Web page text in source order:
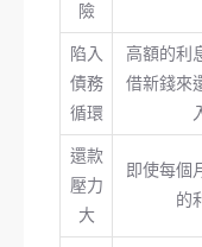
險
陷入
債務
循環
高額的利
借新錢來
還款
壓力
大
即使每個
的